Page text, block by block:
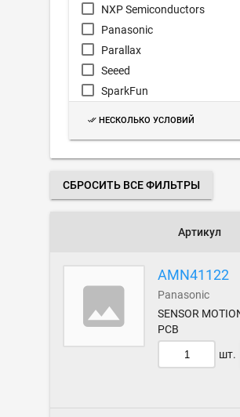
NXP Semiconductors
Panasonic
Parallax
Seeed
SparkFun
НЕСКОЛЬКО УСЛОВИЙ
СБРОСИТЬ ВСЕ ФИЛЬТРЫ
Артикул
AMN41122
Panasonic
SENSOR
PCB
шт.